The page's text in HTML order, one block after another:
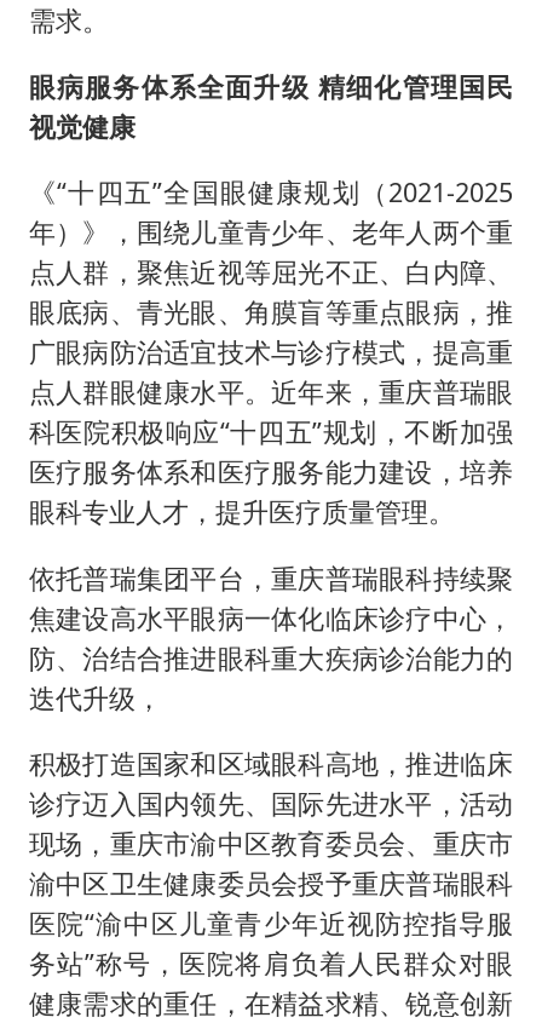
需求。
眼病服务体系全面升级 精细化管理国民
视觉健康
《“十四五”全国眼健康规划（2021-2025
年）》，围绕儿童青少年、老年人两个重
点人群，聚焦近视等屈光不正、白内障、
眼底病、青光眼、角膜盲等重点眼病，推
广眼病防治适宜技术与诊疗模式，提高重
点人群眼健康水平。近年来，重庆普瑞眼
科医院积极响应“十四五”规划，不断加强
医疗服务体系和医疗服务能力建设，培养
眼科专业人才，提升医疗质量管理。
依托普瑞集团平台，重庆普瑞眼科持续聚
焦建设高水平眼病一体化临床诊疗中心，
防、治结合推进眼科重大疾病诊治能力的
迭代升级，
积极打造国家和区域眼科高地，推进临床
诊疗迈入国内领先、国际先进水平，活动
现场，重庆市渝中区教育委员会、重庆市
渝中区卫生健康委员会授予重庆普瑞眼科
医院“渝中区儿童青少年近视防控指导服
务站”称号，医院将肩负着人民群众对眼
健康需求的重任，在精益求精、锐意创新